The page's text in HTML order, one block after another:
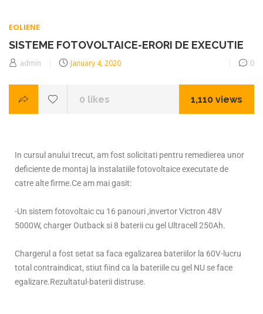
EOLIENE
SISTEME FOTOVOLTAICE-ERORI DE EXECUTIE
admin January 4, 2020 0
0 likes 1,110 views
In cursul anului trecut, am fost solicitati pentru remedierea unor
deficiente de montaj la instalatiile fotovoltaice executate de
catre alte firme.Ce am mai gasit:
-Un sistem fotovoltaic cu 16 panouri ,invertor Victron 48V
5000W, charger Outback si 8 baterii cu gel Ultracell 250Ah.
Chargerul a fost setat sa faca egalizarea bateriilor la 60V-lucru
total contraindicat, stiut fiind ca la bateriile cu gel NU se face
egalizare.Rezultatul-baterii distruse.